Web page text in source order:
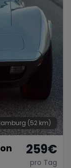
Aston Martin
Maserati
(52 km)
259€
pro Tag